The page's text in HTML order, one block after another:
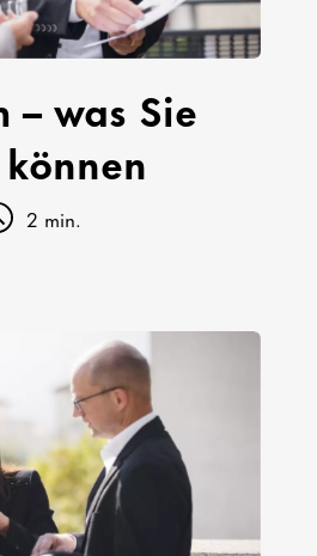
– was Sie
2 min.